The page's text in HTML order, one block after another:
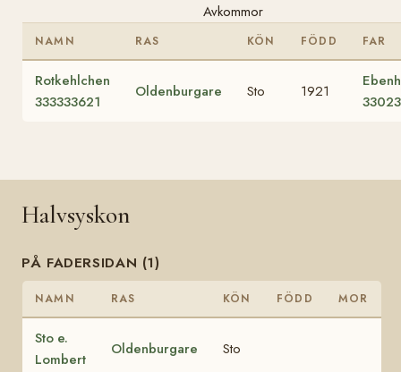
Avkommor
NAMN RAS KÖN FÖDD FAR
Rotkehlchen
333333621
Oldenburgare Sto 1921
Halvsyskon
PÅ FADERSIDAN (1)
NAMN RAS KÖN FÖDD MOR
Sto e.
Lombert
Oldenburgare Sto